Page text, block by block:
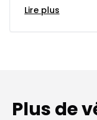
Lire plus
Plus de